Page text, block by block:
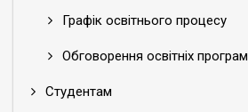
Графік освітнього процесу
Обговорення освітніх програм
Студентам